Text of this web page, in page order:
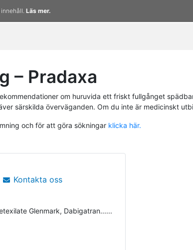
Läs mer.
– Pradaxa
om huruvida ett friskt fullgånget
särskilda överväganden. Om du inte är medicinskt
och för att göra sökningar klicka här.
Kontakta oss
Glenmark, Dabigatran......